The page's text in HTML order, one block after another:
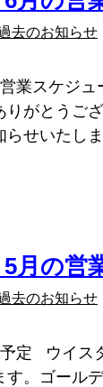
去のお知らせ
営業スケジ
りがとうご
らせいた
5月の
去のお知らせ
定 ウイス
す。ゴール